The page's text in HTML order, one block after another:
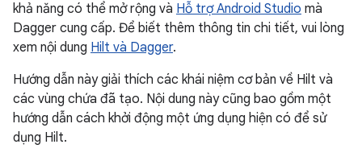
khả năng có thể mở rộng và Hỗ trợ Android Studio mà
Dagger cung cấp. Để biết thêm thông tin chi tiết, vui lòng
xem nội dung Hilt và Dagger.
Hướng dẫn này giải thích các khái niệm cơ bản về Hilt và
các vùng chứa đã tạo. Nội dung này cũng bao gồm một
hướng dẫn cách khởi động một ứng dụng hiện có để sử
dụng Hilt.